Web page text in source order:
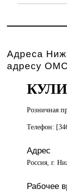
Адреса
адресу
Розничная
Телефон:
Адрес
Россия, г.
Рабочее